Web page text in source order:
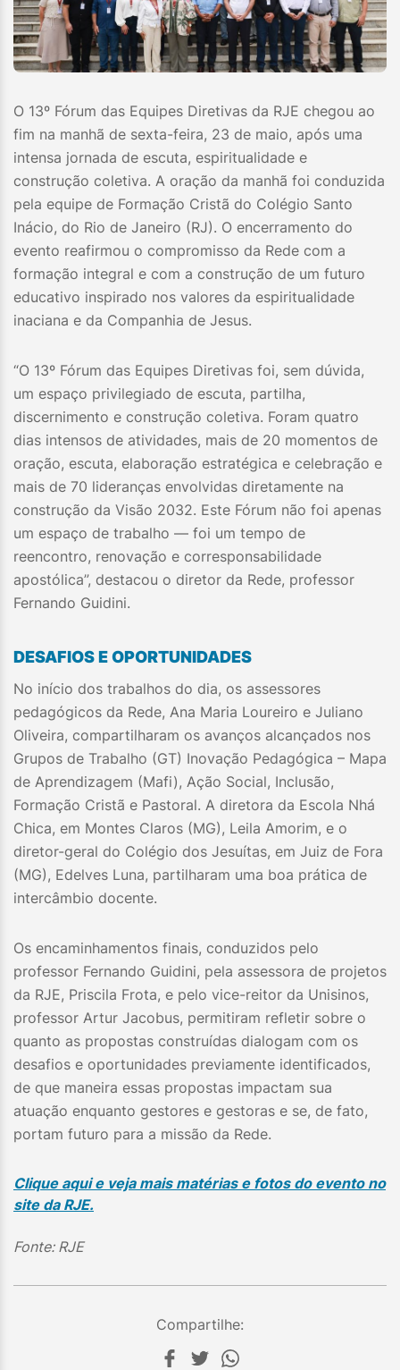
O 13º Fórum das Equipes Diretivas da RJE chegou ao
fim na manhã de sexta-feira, 23 de maio, após uma
intensa jornada de escuta, espiritualidade e
construção coletiva. A oração da manhã foi conduzida
pela equipe de Formação Cristã do Colégio Santo
Inácio, do Rio de Janeiro (RJ). O encerramento do
evento reafirmou o compromisso da Rede com a
formação integral e com a construção de um futuro
educativo inspirado nos valores da espiritualidade
inaciana e da Companhia de Jesus.
“O 13º Fórum das Equipes Diretivas foi, sem dúvida,
um espaço privilegiado de escuta, partilha,
discernimento e construção coletiva. Foram quatro
dias intensos de atividades, mais de 20 momentos de
oração, escuta, elaboração estratégica e celebração e
mais de 70 lideranças envolvidas diretamente na
construção da Visão 2032. Este Fórum não foi apenas
um espaço de trabalho — foi um tempo de
reencontro, renovação e corresponsabilidade
apostólica”, destacou o diretor da Rede, professor
Fernando Guidini.
DESAFIOS E OPORTUNIDADES
No início dos trabalhos do dia, os assessores
pedagógicos da Rede, Ana Maria Loureiro e Juliano
Oliveira, compartilharam os avanços alcançados nos
Grupos de Trabalho (GT) Inovação Pedagógica – Mapa
de Aprendizagem (Mafi), Ação Social, Inclusão,
Formação Cristã e Pastoral. A diretora da Escola Nhá
Chica, em Montes Claros (MG), Leila Amorim, e o
diretor-geral do Colégio dos Jesuítas, em Juiz de Fora
(MG), Edelves Luna, partilharam uma boa prática de
intercâmbio docente.
Os encaminhamentos finais, conduzidos pelo
professor Fernando Guidini, pela assessora de projetos
da RJE, Priscila Frota, e pelo vice-reitor da Unisinos,
professor Artur Jacobus, permitiram refletir sobre o
quanto as propostas construídas dialogam com os
desafios e oportunidades previamente identificados,
de que maneira essas propostas impactam sua
atuação enquanto gestores e gestoras e se, de fato,
portam futuro para a missão da Rede.
Clique aqui e veja mais matérias e fotos do evento no
site da RJE.
Fonte: RJE
Compartilhe: